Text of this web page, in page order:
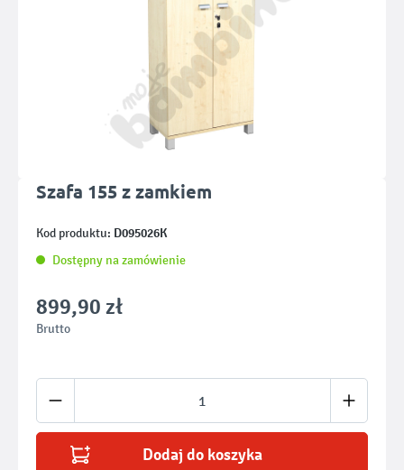
Szafa 155 z zamkiem
Kod produktu: D095026K
Dostępny na zamówienie
899,90 zł
Brutto
Ilość produktu: Wprowadź żądaną ilość
Dodaj do koszyka